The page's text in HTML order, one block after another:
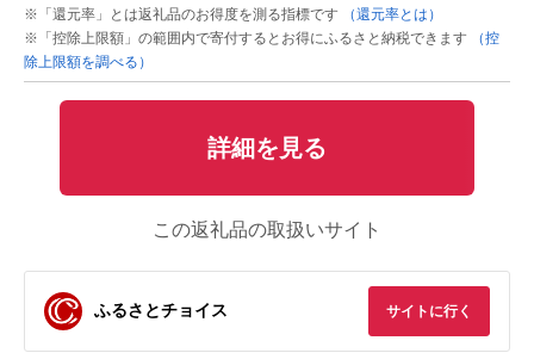
※「還元率」とは返礼品のお得度を測る指標です
（還元率とは）
※「控除上限額」の範囲内で寄付するとお得にふるさと納税できます
（控
除上限額を調べる）
詳細を見る
この返礼品の取扱いサイト
ふるさとチョイス サイトに行く